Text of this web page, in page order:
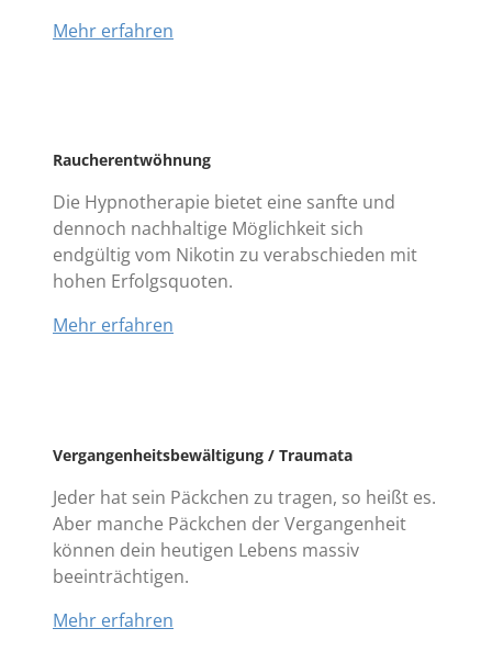
Mehr erfahren
Raucherentwöhnung
Die Hypnotherapie bietet eine sanfte und
dennoch nachhaltige Möglichkeit sich
endgültig vom Nikotin zu verabschieden mit
hohen Erfolgsquoten.
Mehr erfahren
Vergangenheitsbewältigung / Traumata
Jeder hat sein Päckchen zu tragen, so heißt es.
Aber manche Päckchen der Vergangenheit
können dein heutigen Lebens massiv
beeinträchtigen.
Mehr erfahren